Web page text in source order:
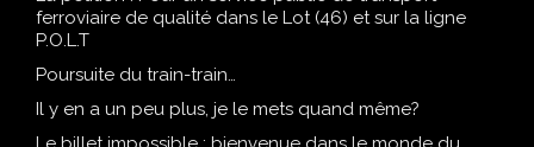
ferroviaire de qualité dans le Lot (46) et sur la ligne
P.O.L.T
Poursuite du train-train…
Il y en a un peu plus, je le mets quand même?